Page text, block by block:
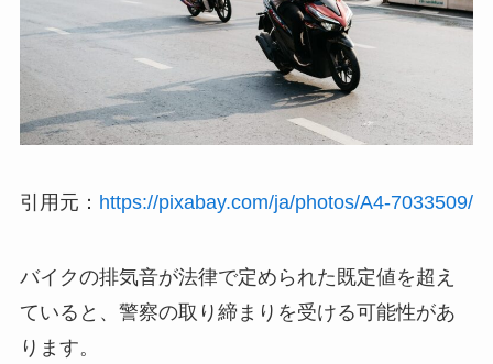
引用元： https://pixabay.com/ja/photos/A4-7033509/
バイクの排気音が法律で定められた既定値を超え
ていると、警察の取り締まりを受ける可能性があ
ります。